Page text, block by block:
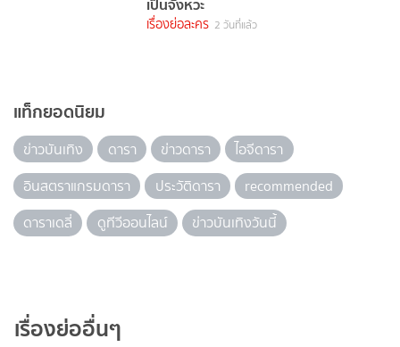
เป็นจังหวะ
เรื่องย่อละคร 2 วันที่แล้ว
แท็กยอดนิยม
ข่าวบันเทิง ดารา ข่าวดารา
ไอจีดารา
อินสตราแกรมดารา
ประวัติดารา
recommended
ดาราเดลี่
ดูทีวีออนไลน์ ข่าวบันเทิงวันนี้
เรื่องย่ออื่นๆ